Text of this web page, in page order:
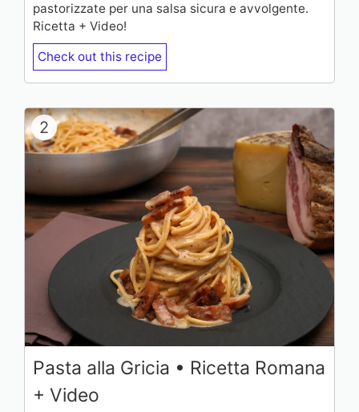
pastorizzate per una salsa sicura e avvolgente.
Ricetta + Video!
Check out this recipe
2
Pasta alla Gricia • Ricetta Romana
+ Video